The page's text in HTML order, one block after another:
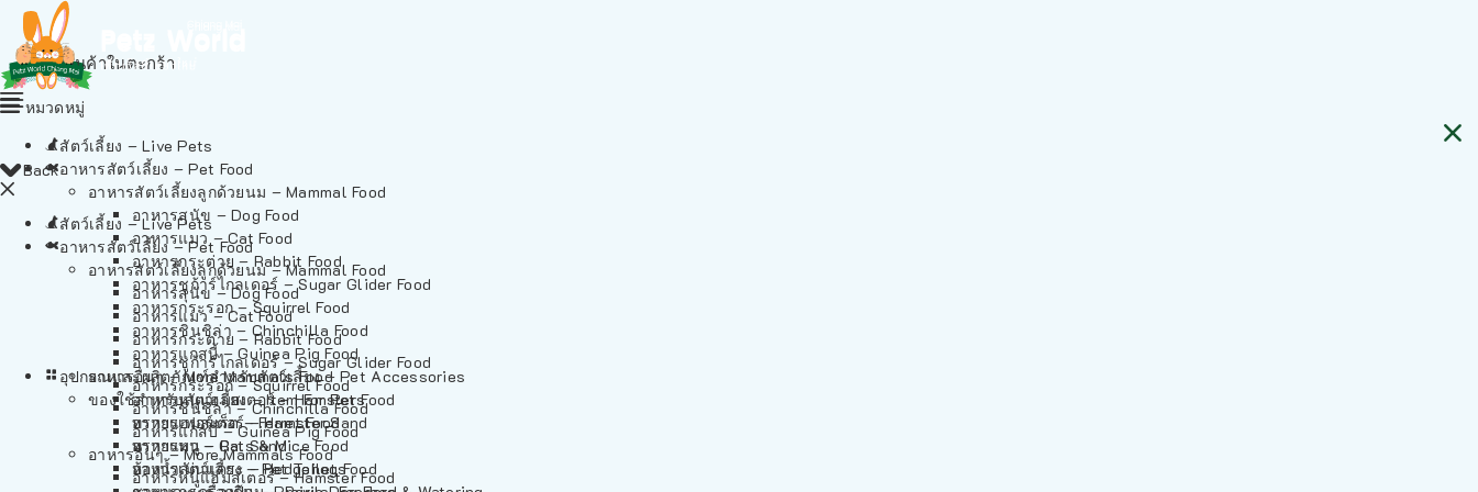
ไม่มีสินค้าในตะกร้า
Back
สัตว์เลี้ยง – Live Pets
อาหารสัตว์เลี้ยง – Pet Food
อาหารสัตว์เลี้ยงลูกด้วยนม – Mammal Food
อาหารสุนัข – Dog Food
อาหารแมว – Cat Food
อาหารกระต่าย – Rabbit Food
อาหารชูก้าร์ไกลเดอร์ – Sugar Glider Food
อาหารกระรอก – Squirrel Food
อาหารชินชิล่า – Chinchilla Food
อาหารแกสบี้ – Guinea Pig Food
อาหารอื่นๆ – More Mammals Food
อาหารหนูแฮมสเตอร์ – Hamster Food
หมวดหมู่
สัตว์เลี้ยง – Live Pets
อาหารสัตว์เลี้ยง – Pet Food
อาหารสัตว์เลี้ยงลูกด้วยนม – Mammal Food
อาหารสุนัข – Dog Food
อาหารแมว – Cat Food
อาหารกระต่าย – Rabbit Food
อาหารชูก้าร์ไกลเดอร์ – Sugar Glider Food
อาหารกระรอก – Squirrel Food
อาหารชินชิล่า – Chinchilla Food
อาหารแกสบี้ – Guinea Pig Food
อาหารอื่นๆ – More Mammals Food
อาหารหนูแฮมสเตอร์ – Hamster Food
อาหารเฟอร์เร็ต – Ferret Food
อาหารหนู – Rats & Mice Food
อาหารเม่นแคระ – Hedgehog Food
อุปกรณและผลิตภัณฑ์สำหรับสัตว์เลี้ยง – Pet Accessories
ของใช้สำหรับสัตว์เลี้ยง – Item For Pets
ทรายแฮมสเตอร์ – Hamster Sand
ทรายแมว – Cat Sand
ห้องน้ำสัตว์เลี้ยง – Pet Toilets